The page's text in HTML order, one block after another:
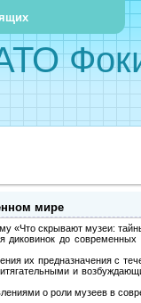
мире
«Что скрывают музеи:
до современных
их предназначения с
и
о роли музеев в